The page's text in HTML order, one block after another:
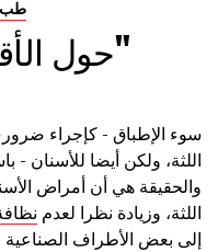
طب
حول الأقواس "التستر"
سوء الإطباق - كإجراء
اللثة، ولكن أيضا للأسنان -
والحقيقة هي أن أمراض
اللثة، وزيادة نظرا لعدم
إلى بعض الأطراف